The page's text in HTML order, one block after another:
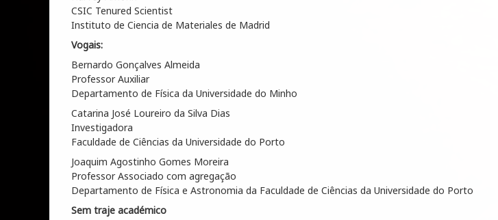
CSIC Tenured Scientist
Instituto de Ciencia de Materiales de Madrid
Vogais:
Bernardo Gonçalves Almeida
Professor Auxiliar
Departamento de Física da Universidade do Minho
Catarina José Loureiro da Silva Dias
Investigadora
Faculdade de Ciências da Universidade do Porto
Joaquim Agostinho Gomes Moreira
Professor Associado com agregação
Departamento de Física e Astronomia da Faculdade de Ciências da Universidade do Porto
Sem traje académico